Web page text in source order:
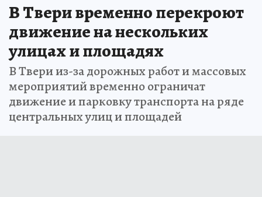
В Твери временно перекроют
движение на нескольких
улицах и площадях
В Твери из-за дорожных работ и массовых
мероприятий временно ограничат
движение и парковку транспорта на ряде
центральных улиц и площадей